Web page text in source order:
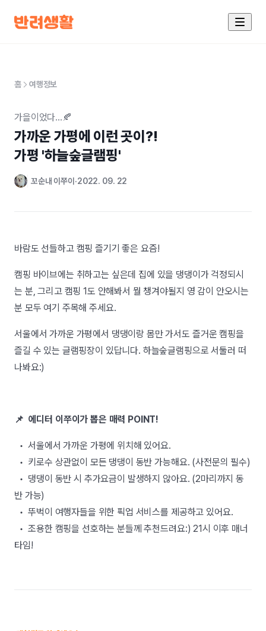
홈 여행정보
가을이었다...🍂
가까운 가평에 이런 곳이?!
가평 '하늘숲글램핑'
꼬순내 이쭈이 2022. 09. 22
바람도 선들하고 캠핑 즐기기 좋은 요즘!
캠핑 바이브에는 취하고는 싶은데 집에 있을 댕댕이가 걱정되시
는 분, 그리고 캠핑 1도 안해봐서 뭘 챙겨야될지 영 감이 안오시는
분 모두 여기 주목해 주세요.
서울에서 가까운 가평에서 댕댕이랑 몸만 가서도 즐거운 캠핑을
즐길 수 있는 글램핑장이 있답니다. 하늘숲글램핑으로 서둘러 떠
나봐요:)
📌 에디터 이쭈이가 뽑은 매력 POINT!
• 서울에서 가까운 가평에 위치해 있어요.
• 키로수 상관없이 모든 댕댕이 동반 가능해요. (사전문의 필수)
• 댕댕이 동반 시 추가요금이 발생하지 않아요. (2마리까지 동
반 가능)
• 뚜벅이 여행자들을 위한 픽업 서비스를 제공하고 있어요.
• 조용한 캠핑을 선호하는 분들께 추천드려요:) 21시 이후 매너
타임!